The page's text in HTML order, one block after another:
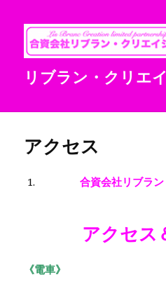
リブラン・クリエ
アクセス
合資会社リブラ
アクセス
《電車》